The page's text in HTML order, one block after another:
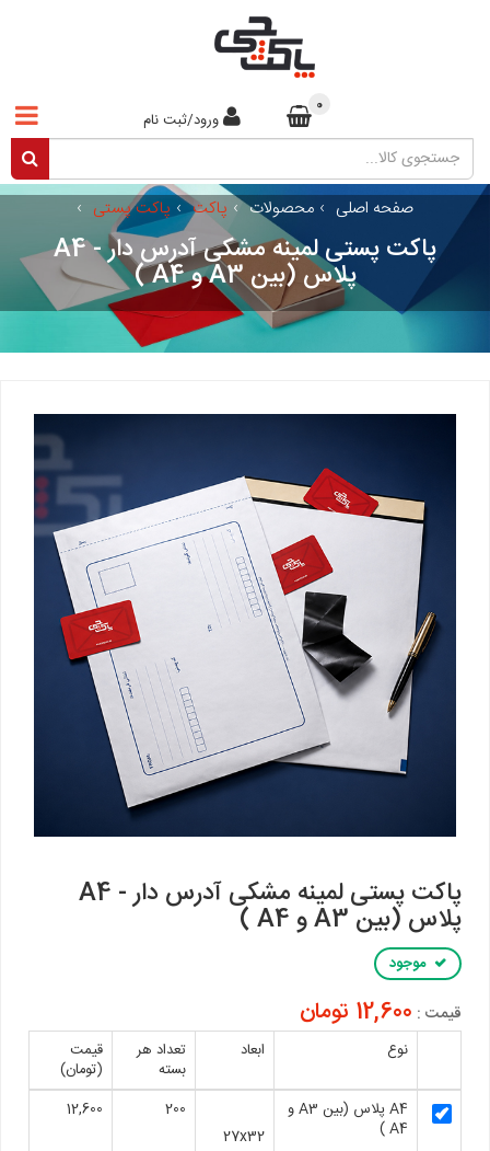
ورود/ثبت نام
0
صفحه اصلی › محصولات › پاکت › پاکت پستی ›
پاکت پستی لمینه مشکی آدرس دار - A4
پلاس (بین A3 و A4 )
پاکت پستی لمینه مشکی آدرس دار - A4
پلاس (بین A3 و A4 )
موجود
قیمت : 12,600 تومان
نوع ابعاد
تعداد هر
بسته
قیمت
(تومان)
A4 پلاس (بین A3 و
A4 )
27x32
200
12,600